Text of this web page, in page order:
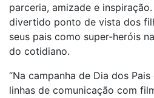
parceria, amizade e
divertido ponto de vista dos
seus pais como super-heróis
do cotidiano.
“Na campanha de Dia dos
linhas de comunicação com